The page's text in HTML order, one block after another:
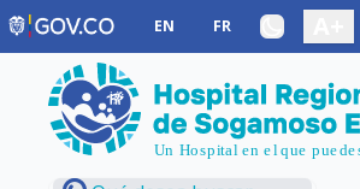
Saltar al contenido principal
EN FR